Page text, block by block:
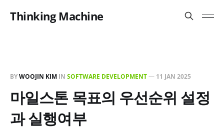
Thinking Machine
BYWOOJIN KIM IN SOFTWARE DEVELOPMENT— 11 JAN 2025
마일스톤 목표의 우선순위 설정
과 실행여부